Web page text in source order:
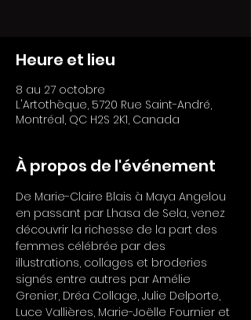
Heure et lieu
8 au 27 octobre
L'Artothèque, 5720 Rue Saint-André,
Montréal, QC H2S 2K1, Canada
À propos de l'événement
De Marie-Claire Blais à Maya Angelou
en passant par Lhasa de Sela, venez
découvrir la richesse de la part des
femmes célébrée par des
illustrations, collages et broderies
signés entre autres par Amélie
Grenier, Dréa Collage, Julie Delporte,
Luce Vallières, Marie-Joëlle Fournier et